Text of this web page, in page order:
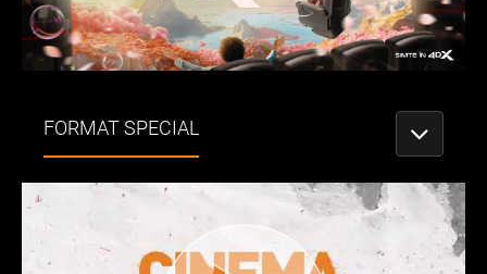
FORMAT SPECIAL